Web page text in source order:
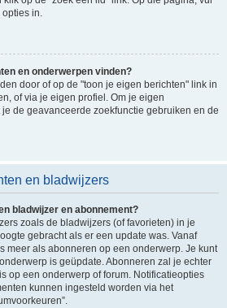
in.
en onderwerpen vinden?
door of op de "toon je eigen berichten" link in
of via je eigen profiel. Om je eigen
de geavanceerde zoekfunctie gebruiken en de
en bladwijzers
bladwijzer en abonnement?
zoals de bladwijzers (of favorieten) in je
gebracht als er een update was. Vanaf
meer als abonneren op een onderwerp. Je kunt
is geüpdate. Abonneren zal je echter
op een onderwerp of forum. Notificatieopties
kunnen ingesteld worden via het